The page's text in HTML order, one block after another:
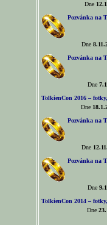
Dne
Pozvánka na
Dne
Pozvánka na
Dne
TolkienCon 2016 –
Dne
Pozvánka na
Dne
Pozvánka na
Dne
TolkienCon 2014 –
Dne